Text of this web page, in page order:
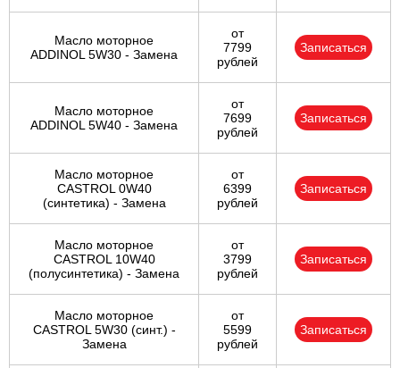
Масло моторное
ADDINOL 5W30 - Замена
от
7799
рублей
Записаться
Масло моторное
ADDINOL 5W40 - Замена
от
7699
рублей
Записаться
Масло моторное
CASTROL 0W40
(синтетика) - Замена
от
6399
рублей
Записаться
Масло моторное
CASTROL 10W40
(полусинтетика) - Замена
от
3799
рублей
Записаться
Масло моторное
CASTROL 5W30 (синт.) -
Замена
от
5599
рублей
Записаться